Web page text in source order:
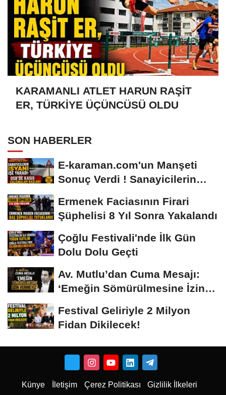
KARAMANLI ATLET HARUN RAŞİT
ER, TÜRKİYE ÜÇÜNCÜSÜ OLDU
SON HABERLER
E-karaman.com'un Manşeti
Sonuç Verdi ! Sanayicilerin
Ermenek Faciasının Firari
Şüphelisi 8 Yıl Sonra Yakalandı
Çoğlu Festivali'nde İlk Gün
Dolu Dolu Geçti
Av. Mutlu’dan Cuma Mesajı:
‘Emeğin Sömürülmesine İzin
Festival Geliriyle 2 Milyon
Fidan Dikilecek!
Künye İletişim Çerez Politikası Gizlilik İlkeleri